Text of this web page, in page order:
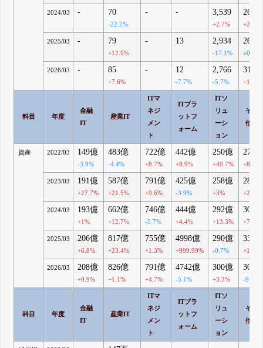
2024/03 - 70
-22.2%
- - 3,539
+2.7%
26
2025/03 - 79
+12.9%
- 13 2,934
-17.1%
26
±0%
2026/03 - 85
+7.6%
- 12
-7.7%
2,766
-5.7%
31
科目 年度
金融
IT
産業IT
ITマ
ネジ
メン
ト
ITプラ
ットフ
ォーム
ITソ
リュ
ーシ
ョン
その
他
資産 2022/03 149億
-3.9%
483億
-4.4%
722億
+8.7%
442億
+8.9%
250億
+40.7%
276
+8.1%
2023/03 191億
+27.7%
587億
+21.5%
791億
+9.6%
425億
-3.9%
258億
+3%
282
+2.2%
2024/03 193億
+1%
662億
+12.7%
746億
-5.7%
444億
+4.4%
292億
+13.3%
302
+7.2%
2025/03 206億
+6.8%
817億
+23.4%
755億
+1.3%
4998億
+999.99%
290億
-0.7%
333
2026/03 208億
+0.9%
826億
+1.1%
791億
+4.7%
4742億
-5.1%
300億
+3.3%
301
-9.6%
科目 年度
金融
IT
産業IT
ITマ
ネジ
メン
ト
ITプラ
ットフ
ォーム
ITソ
リュ
ーシ
ョン
その
他